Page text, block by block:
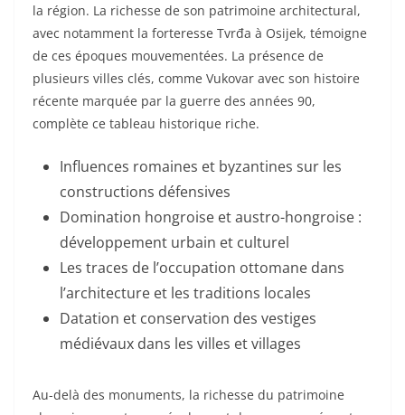
la région. La richesse de son patrimoine architectural,
avec notamment la forteresse Tvrđa à Osijek, témoigne
de ces époques mouvementées. La présence de
plusieurs villes clés, comme Vukovar avec son histoire
récente marquée par la guerre des années 90,
complète ce tableau historique riche.
Influences romaines et byzantines sur les
constructions défensives
Domination hongroise et austro-hongroise :
développement urbain et culturel
Les traces de l’occupation ottomane dans
l’architecture et les traditions locales
Datation et conservation des vestiges
médiévaux dans les villes et villages
Au-delà des monuments, la richesse du patrimoine